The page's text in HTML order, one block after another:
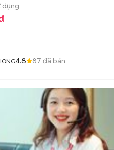
dụng
4.8 87 đã bán